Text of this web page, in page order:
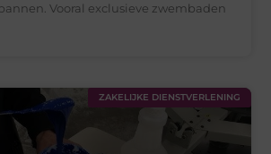
Vooral exclusieve zwembaden
ZAKELIJKE DIENSTVERLENING